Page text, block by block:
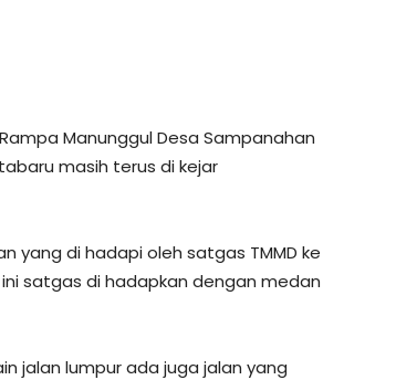
Manunggul Desa Sampanahan
masih terus di kejar
yang di hadapi oleh satgas TMMD ke
satgas di hadapkan dengan medan
jalan lumpur ada juga jalan yang